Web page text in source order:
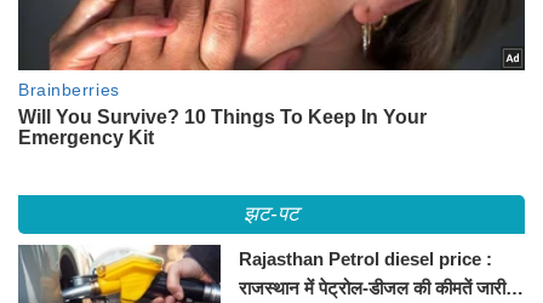
झट-पट
Rajasthan Petrol diesel price :
राजस्थान में पेट्रोल-डीजल की कीमतें जारी,